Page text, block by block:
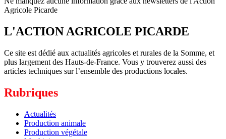
Agricole Picarde
L'ACTION AGRICOLE PICARDE
Ce site est dédié aux actualités agricoles et rurales de la Somme, et
plus largement des Hauts-de-France. Vous y trouverez aussi des
articles techniques sur l’ensemble des productions locales.
Rubriques
Actualités
Production animale
Production végétale